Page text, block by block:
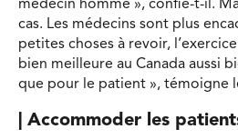
médecin homme », confie-t-il.
cas. Les médecins sont plus
petites choses à revoir,
bien meilleure au Canada aussi
que pour le patient », témoigne
| Accommoder les